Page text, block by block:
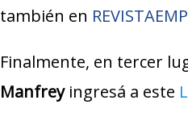
también en
Finalmente, en tercer
Manfreyingresá a este